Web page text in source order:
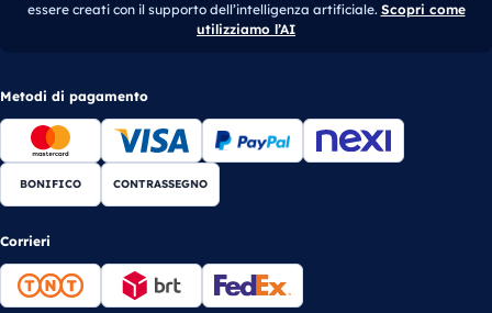
essere creati con il supporto dell’intelligenza artificiale. Scopri come
utilizziamo l’AI
Metodi di pagamento
BONIFICO CONTRASSEGNO
Corrieri